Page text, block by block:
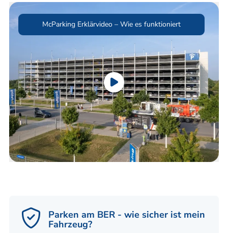
McParking Erklärvideo – Wie es funktioniert
Parken am BER - wie sicher ist mein
Fahrzeug?